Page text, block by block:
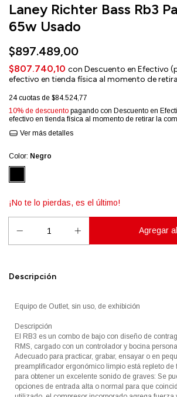
Laney Richter Bass Rb3
65w Usado
$897.489,00
$807.740,10 con Descuento en Efectivo
efectivo en tienda física al momento de
24 cuotas de $84.524,77
10% de descuento pagando con Descuento en
efectivo en tienda física al momento de retirar la
Ver más detalles
Color: Negro
¡No te lo pierdas, es el último!
Descripción
Equipo de Outlet, sin uso, de exhibición
Descripción
El RB3 es un combo de bajo con diseño de
RMS, cargado con un controlador y bocina
Adecuado para practicar, grabar, ensayar o en
preamplificador ergonómico limpio está repleto de
para obtener un excelente sonido de graves: Se
opciones de entrada alta o normal para que